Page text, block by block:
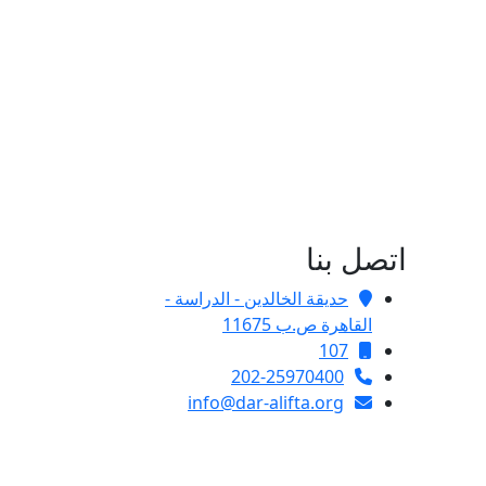
اتصل بنا
حديقة الخالدين - الدراسة -
القاهرة ص.ب 11675
107
202-25970400
info@dar-alifta.org